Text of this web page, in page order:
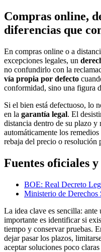
Compras online,
diferencias que
En compras online o a
excepciones legales, un
no confundirlo con la
vía propia por defecto
conformidad, sino una figura
Si el bien está defectuoso, lo
en la garantía legal. El
distancia dentro de su plazo y
automáticamente los
rebaja del precio o resolución
Fuentes oficiales
BOE: Real Decreto
Ministerio de Derechos
La idea clave es sencilla: ante
importante es identificar si
tiempo y conservar pruebas.
dejar pasar los plazos,
aceptar soluciones poco